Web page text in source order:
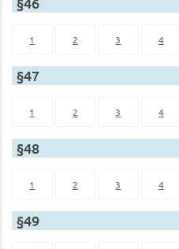
1 2 3 4
§47
1 2 3 4
§48
1 2 3 4
§49